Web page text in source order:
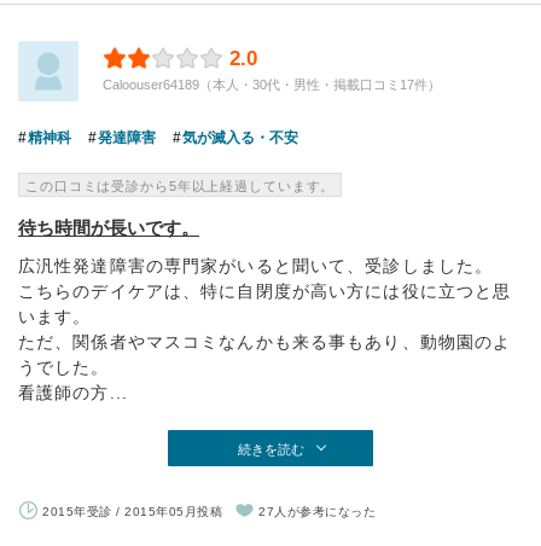
2.0
Caloouser64189（本人・30代・男性・掲載口コミ17件）
精神科 発達障害 気が滅入る・不安
この口コミは受診から5年以上経過しています。
待ち時間が長いです。
広汎性発達障害の専門家がいると聞いて、受診しました。
こちらのデイケアは、特に自閉度が高い方には役に立つと思
います。
ただ、関係者やマスコミなんかも来る事もあり、動物園のよ
うでした。
看護師の方...
続きを読む
2015年受診 / 2015年05月投稿 27人が参考になった